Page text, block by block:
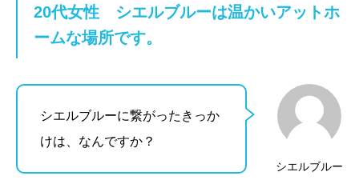
20代女性 シエルブルーは温かいアットホ
ームな場所です。
シエルブルー
シエルブルーに繋がったきっか
けは、なんですか？